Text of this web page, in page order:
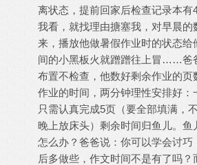
离状态，提前回家后检查记录本有
我看，就找理由搪塞我，对早晨的
来，播放他做暑假作业时的状态
间的小黑板火就蹭蹭往上冒……爸
布置不检查，他数好剩余作业的页
作业的时间，两分钟理性安排好：
只需认真完成5页（要全部填满，
晚上放床头）剩余时间归鱼儿。鱼
怎么办？爸爸说：你可以学会讨巧
后多做些，作文时间不是有了吗